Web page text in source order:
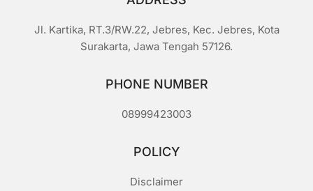
Jl. Kartika, RT.3/RW.22, Jebres, Kec. Jebres, Kota
Surakarta, Jawa Tengah 57126.
PHONE NUMBER
08999423003
POLICY
Disclaimer